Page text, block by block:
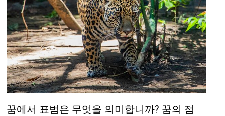
꿈에서 표범은 무엇을 의미합니까? 꿈의 점